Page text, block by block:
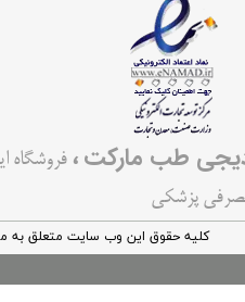
طب مارکت، فروشگاه
پزشکی
کليه حقوق اين وب سایت متعلق